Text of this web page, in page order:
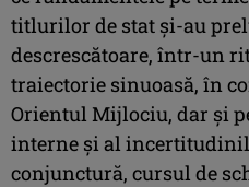
titlurilor de stat şi-au
descrescătoare, într-un
traiectorie sinuoasă, în
Orientul Mijlociu, dar şi
interne şi al
conjunctură, cursul de